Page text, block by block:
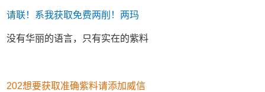
请联！系我获取免费两削！两玛
没有华丽的语言，只有实在的紫料
202想要获取准确紫料请添加威信